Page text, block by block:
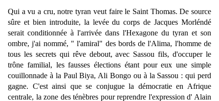
Qui a vu a cru, notre tyran veut faire le Saint Thomas. De source
sûre et bien introduite, la levée du corps de Jacques Morléndé
serait conditionnée à l'arrivée dans l'Hexagone du tyran et son
ombre, j'ai nommé, " l'amiral" des bords de l'Alima, l'homme de
tous les secrets qui rêve debout, avec Sassou fils, d'occuper le
trône familial, les fausses élections étant pour eux une simple
couillonnade à la Paul Biya, Ali Bongo ou à la Sassou : qui perd
gagne. C'est ainsi que se conjugue la démocratie en Afrique
centrale, la zone des ténèbres pour reprendre l'expression d' Alain